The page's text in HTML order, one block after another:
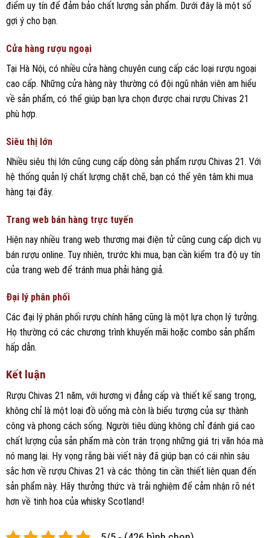
điểm uy tín để đảm bảo chất lượng sản phẩm. Dưới đây là một số
gợi ý cho bạn.
Cửa hàng rượu ngoại
Tại Hà Nội, có nhiều cửa hàng chuyên cung cấp các loại rượu ngoại
cao cấp. Những cửa hàng này thường có đội ngũ nhân viên am hiểu
về sản phẩm, có thể giúp bạn lựa chọn được chai rượu Chivas 21
phù hợp.
Siêu thị lớn
Nhiều siêu thị lớn cũng cung cấp dòng sản phẩm rượu Chivas 21. Với
hệ thống quản lý chất lượng chặt chẽ, bạn có thể yên tâm khi mua
hàng tại đây.
Trang web bán hàng trực tuyến
Hiện nay nhiều trang web thương mại điện tử cũng cung cấp dịch vụ
bán rượu online. Tuy nhiên, trước khi mua, bạn cần kiểm tra độ uy tín
của trang web để tránh mua phải hàng giả.
Đại lý phân phối
Các đại lý phân phối rượu chính hãng cũng là một lựa chọn lý tưởng.
Họ thường có các chương trình khuyến mãi hoặc combo sản phẩm
hấp dẫn.
Kết luận
Rượu Chivas 21 năm, với hương vị đẳng cấp và thiết kế sang trọng,
không chỉ là một loại đồ uống mà còn là biểu tượng của sự thành
công và phong cách sống. Người tiêu dùng không chỉ đánh giá cao
chất lượng của sản phẩm mà còn trân trọng những giá trị văn hóa mà
nó mang lại. Hy vọng rằng bài viết này đã giúp bạn có cái nhìn sâu
sắc hơn về rượu Chivas 21 và các thông tin cần thiết liên quan đến
sản phẩm này. Hãy thưởng thức và trải nghiệm để cảm nhận rõ nét
hơn về tinh hoa của whisky Scotland!